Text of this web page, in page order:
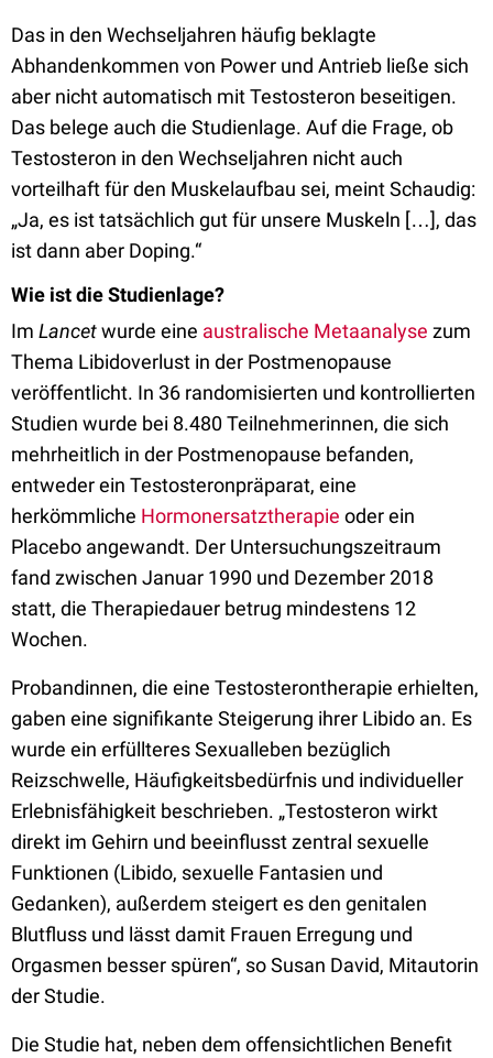
Das in den Wechseljahren häufig beklagte
Abhandenkommen von Power und Antrieb ließe sich
aber nicht automatisch mit Testosteron beseitigen.
Das belege auch die Studienlage. Auf die Frage, ob
Testosteron in den Wechseljahren nicht auch
vorteilhaft für den Muskelaufbau sei, meint Schaudig:
„Ja, es ist tatsächlich gut für unsere Muskeln […], das
ist dann aber Doping.“
Wie ist die Studienlage?
Im Lancetwurde eine australische Metaanalyse zum
Thema Libidoverlust in der Postmenopause
veröffentlicht. In 36 randomisierten und kontrollierten
Studien wurde bei 8.480 Teilnehmerinnen, die sich
mehrheitlich in der Postmenopause befanden,
entweder ein Testosteronpräparat, eine
herkömmliche Hormonersatztherapie oder ein
Placebo angewandt. Der Untersuchungszeitraum
fand zwischen Januar 1990 und Dezember 2018
statt, die Therapiedauer betrug mindestens 12
Wochen.
Probandinnen, die eine Testosterontherapie erhielten,
gaben eine signifikante Steigerung ihrer Libido an. Es
wurde ein erfüllteres Sexualleben bezüglich
Reizschwelle, Häufigkeitsbedürfnis und individueller
Erlebnisfähigkeit beschrieben. „Testosteron wirkt
direkt im Gehirn und beeinflusst zentral sexuelle
Funktionen (Libido, sexuelle Fantasien und
Gedanken), außerdem steigert es den genitalen
Blutfluss und lässt damit Frauen Erregung und
Orgasmen besser spüren“, so Susan David, Mitautorin
der Studie.
Die Studie hat, neben dem offensichtlichen Benefit